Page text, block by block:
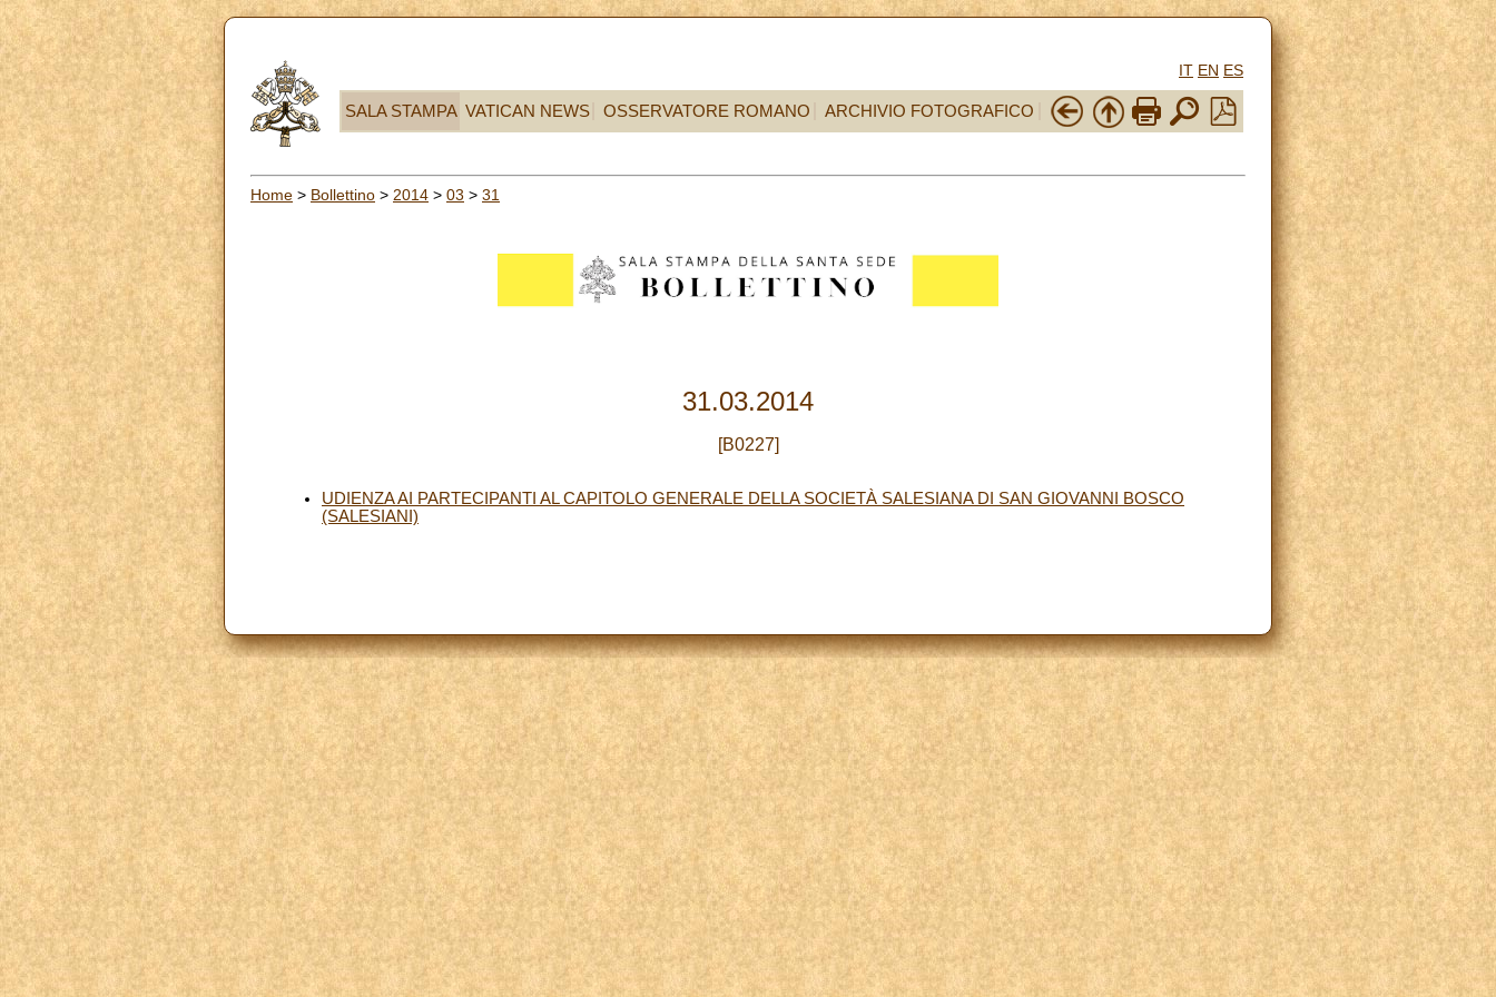
IT EN ES
SALA STAMPA VATICAN NEWS OSSERVATORE ROMANO ARCHIVIO FOTOGRAFICO
Home > Bollettino > 2014 > 03 > 31
31.03.2014
[B0227]
UDIENZA AI PARTECIPANTI AL CAPITOLO GENERALE DELLA SOCIETÀ SALESIANA DI SAN GIOVANNI BOSCO
(SALESIANI)